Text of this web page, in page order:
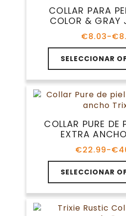
opciones
se
elegir
la
página
de
producto
COLLAR PARA
COLOR & GRAY
€8.03-€
de
SELECCIONAR
Este
producto
tiene
múltiples
variantes.
se
pueden
en
página
de
producto
COLLAR PURE DE
EXTRA
€22.99-€
de
SELECCIONAR
Este
producto
tiene
múltiples
variantes.